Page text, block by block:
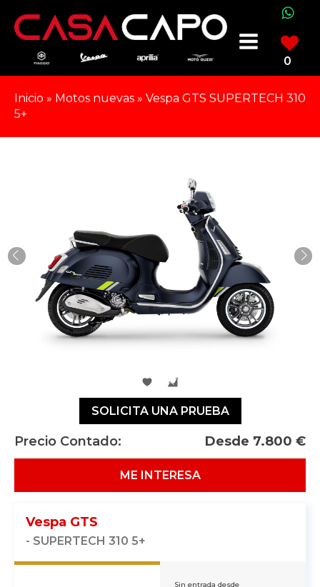
0
Inicio » Motos nuevas » Vespa GTS SUPERTECH 310
5+
SOLICITA UNA PRUEBA
Precio Contado: Desde 7.800 €
ME INTERESA
Vespa GTS
- SUPERTECH 310 5+
Sin entrada desde